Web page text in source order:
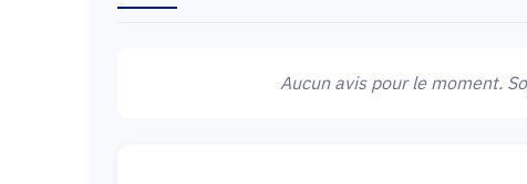
Aucun avis pour le moment.